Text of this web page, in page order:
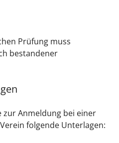
Prüfung muss
bestandener
zur Anmeldung bei einer
folgende Unterlagen: